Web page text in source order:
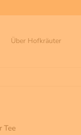
Über Hofkräuter
Tee